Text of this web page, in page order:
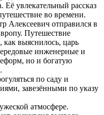
увлекательный рассказ
во времени.
Алексеевич отправился в
Путешествие
как выяснилось, царь
инженерные и
но и богатую
по саду и
завезёнными по указу
атмосфере.